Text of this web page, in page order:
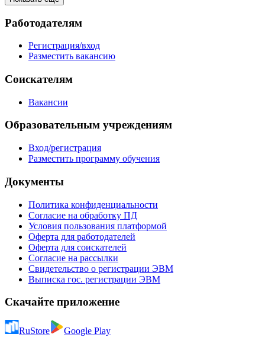
Работодателям
Регистрация/вход
Разместить вакансию
Соискателям
Вакансии
Образовательным учреждениям
Вход/регистрация
Разместить программу обучения
Документы
Политика конфиденциальности
Согласие на обработку ПД
Условия пользования платформой
Оферта для работодателей
Оферта для соискателей
Согласие на рассылки
Свидетельство о регистрации ЭВМ
Выписка гос. регистрации ЭВМ
Скачайте приложение
RuStore Google Play